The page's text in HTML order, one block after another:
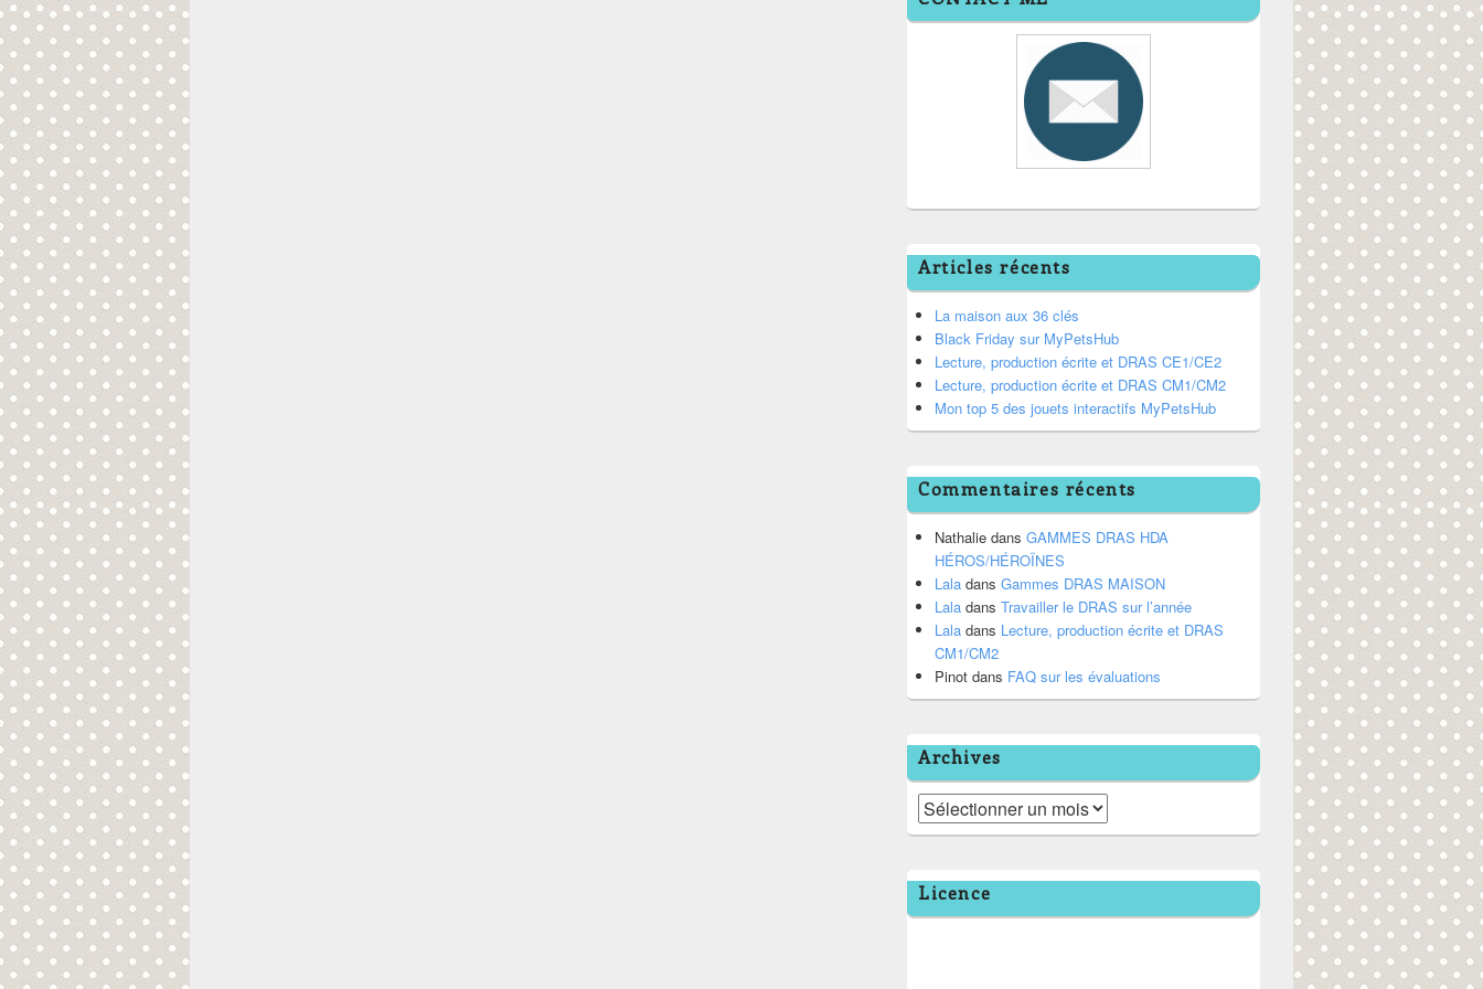
Articles récents
La maison aux 36 clés
Black Friday sur MyPetsHub
Lecture, production écrite et DRAS CE1/CE2
Lecture, production écrite et DRAS CM1/CM2
Mon top 5 des jouets interactifs MyPetsHub
Commentaires récents
Nathalie dans GAMMES DRAS HDA
HÉROS/HÉROÏNES
Lala dans Gammes DRAS MAISON
Lala dans Travailler le DRAS sur l’année
Lala dans Lecture, production écrite et DRAS
CM1/CM2
Pinot dans FAQ sur les évaluations
Archives
Archives
Licence